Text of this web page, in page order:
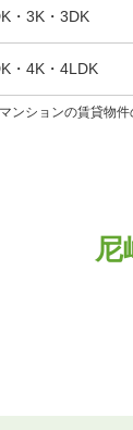
・3K・3DK
・4K・4LDK
ションの賃貸物
尼